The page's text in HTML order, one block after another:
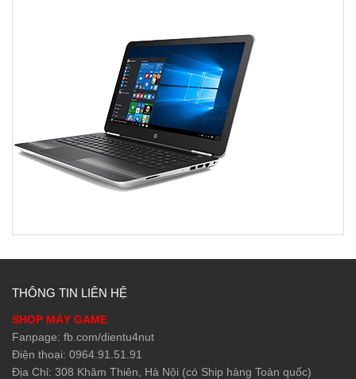
THÔNG TIN LIÊN HỆ
SHOP MÁY GAME
Fanpage: fb.com/dientu4nut
Điện thoại: 0964.91.51.91
Địa Chỉ: 308 Khâm Thiên, Hà Nội (có Ship hàng Toàn quốc)